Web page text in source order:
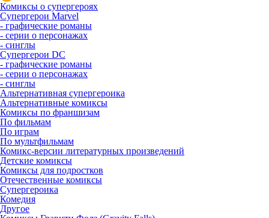
Комиксы о супергероях
Супергерои Marvel
- графические романы
- серии о персонажах
- синглы
Супергерои DC
- графические романы
- серии о персонажах
- синглы
Альтернативная супергероика
Альтернативные комиксы
Комиксы по франшизам
По фильмам
По играм
По мультфильмам
Комикс-версии литературных произведений
Детские комиксы
Комиксы для подростков
Отечественные комиксы
Супергероика
Комедия
Другое